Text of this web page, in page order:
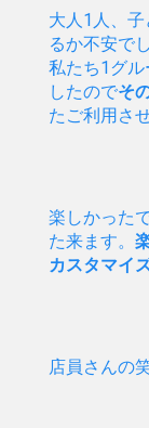
大人1人、
るか不安で
私たち1グ
したのでそ
たご利用さ
楽しかった
た来ます。
カスタマイ
店員さんの